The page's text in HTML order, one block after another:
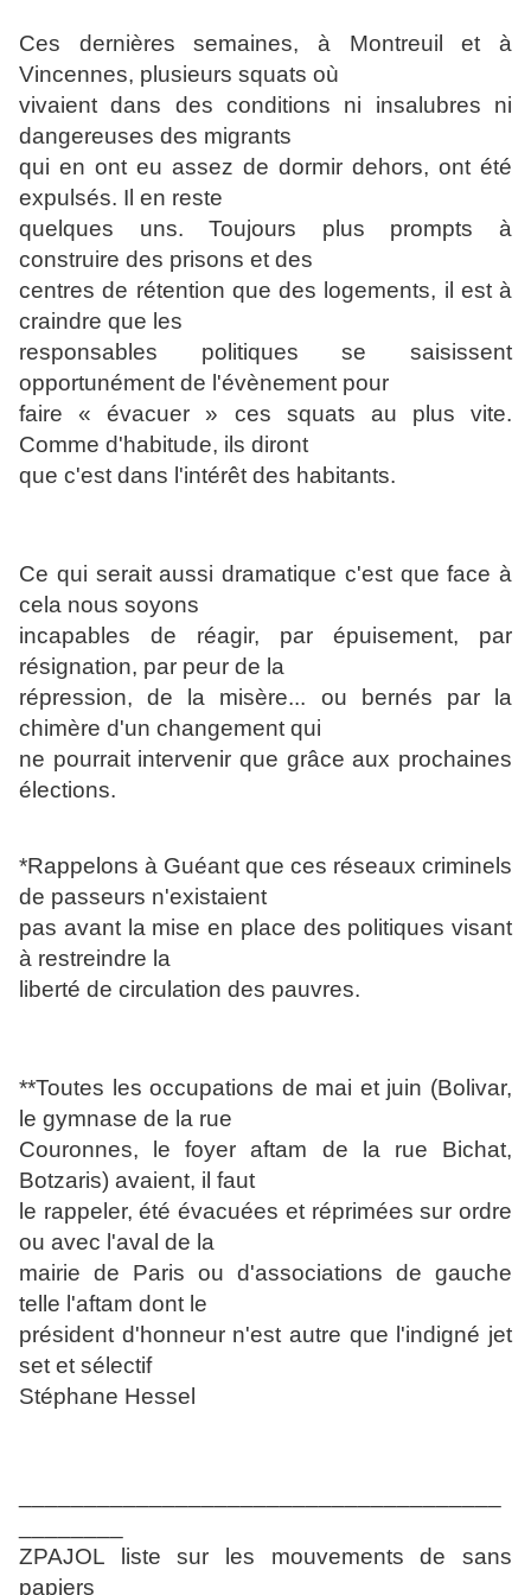
Ces dernières semaines, à Montreuil et à
Vincennes, plusieurs squats où
vivaient dans des conditions ni insalubres ni
dangereuses des migrants
qui en ont eu assez de dormir dehors, ont été
expulsés. Il en reste
quelques uns. Toujours plus prompts à
construire des prisons et des
centres de rétention que des logements, il est à
craindre que les
responsables politiques se saisissent
opportunément de l'évènement pour
faire « évacuer » ces squats au plus vite.
Comme d'habitude, ils diront
que c'est dans l'intérêt des habitants.
Ce qui serait aussi dramatique c'est que face à
cela nous soyons
incapables de réagir, par épuisement, par
résignation, par peur de la
répression, de la misère... ou bernés par la
chimère d'un changement qui
ne pourrait intervenir que grâce aux prochaines
élections.
*Rappelons à Guéant que ces réseaux criminels
de passeurs n'existaient
pas avant la mise en place des politiques visant
à restreindre la
liberté de circulation des pauvres.
**Toutes les occupations de mai et juin (Bolivar,
le gymnase de la rue
Couronnes, le foyer aftam de la rue Bichat,
Botzaris) avaient, il faut
le rappeler, été évacuées et réprimées sur ordre
ou avec l'aval de la
mairie de Paris ou d'associations de gauche
telle l'aftam dont le
président d'honneur n'est autre que l'indigné jet
set et sélectif
Stéphane Hessel
ZPAJOL liste sur les mouvements de sans
papiers